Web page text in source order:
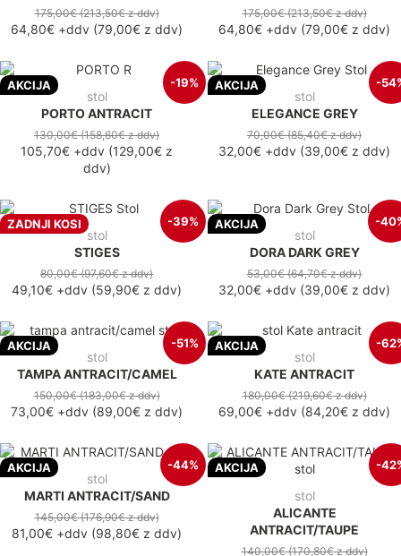
175,00€(213,50€z ddv)
64,80€ +ddv (79,00€ z ddv)
175,00€(213,50€z ddv)
64,80€ +ddv (79,00€ z ddv)
AKCIJA -19%
stol
PORTO ANTRACIT
130,00€(158,60€z ddv)
105,70€ +ddv (129,00€ z
ddv)
AKCIJA -
stol
ELEGANCE GREY
70,00€(85,40€z ddv)
32,00€ +ddv (39,00€ z ddv)
ZADNJI KOSI -39%
stol
STIGES
80,00€(97,60€z ddv)
49,10€ +ddv (59,90€ z ddv)
AKCIJA -
stol
DORA DARK GREY
53,00€(64,70€z ddv)
32,00€ +ddv (39,00€ z ddv)
AKCIJA -51%
stol
TAMPA ANTRACIT/CAMEL
150,00€(183,00€z ddv)
73,00€ +ddv (89,00€ z ddv)
AKCIJA -
stol
KATE ANTRACIT
180,00€(219,60€z ddv)
69,00€ +ddv (84,20€ z ddv)
AKCIJA -44%
stol
MARTI ANTRACIT/SAND
145,00€(176,90€z ddv)
81,00€ +ddv (98,80€ z ddv)
AKCIJA -
stol
ALICANTE
ANTRACIT/TAUPE
140,00€(170,80€z ddv)